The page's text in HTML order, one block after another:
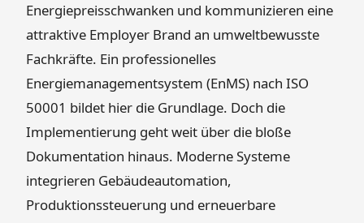
Energiepreisschwanken und kommunizieren eine
attraktive Employer Brand an umweltbewusste
Fachkräfte. Ein professionelles
Energiemanagementsystem (EnMS) nach ISO
50001 bildet hier die Grundlage. Doch die
Implementierung geht weit über die bloße
Dokumentation hinaus. Moderne Systeme
integrieren Gebäudeautomation,
Produktionssteuerung und erneuerbare